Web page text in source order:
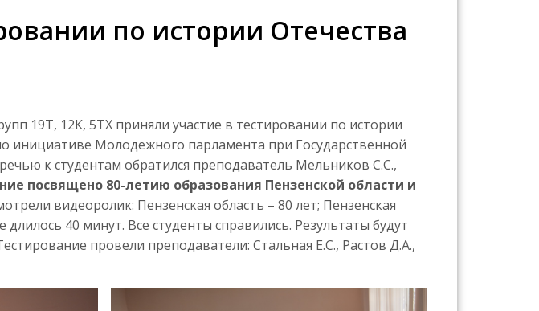
по истории Отечества
19Т, 12К, 5ТХ приняли участие в тестировании по истории
инициативе Молодежного парламента при Государственной
к студентам обратился преподаватель Мельников С.С.,
посвящено 80-летию образования Пензенской области и
видеоролик: Пензенская область – 80 лет; Пензенская
40 минут. Все студенты справились. Результаты будут
провели преподаватели: Стальная Е.С., Растов Д.А.,